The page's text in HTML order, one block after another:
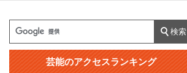
芸能のアクセスランキング